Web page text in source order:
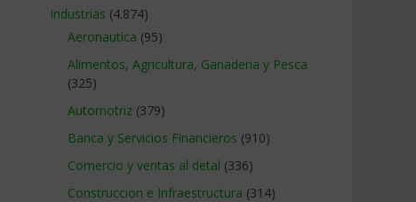
Industrias (4.874)
Aeronautica (95)
Alimentos, Agricultura, Ganaderia y Pesca
(325)
Automotriz (379)
Banca y Servicios Financieros (910)
Comercio y ventas al detal (336)
Construccion e Infraestructura (314)